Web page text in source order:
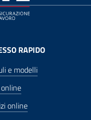
RAPIDO
e modelli
online